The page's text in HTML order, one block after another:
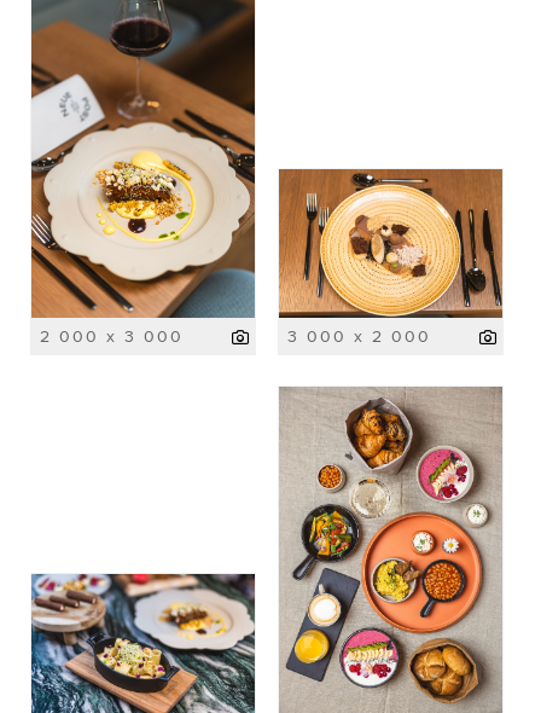
2 000 x 3 000 3 000 x 2 000